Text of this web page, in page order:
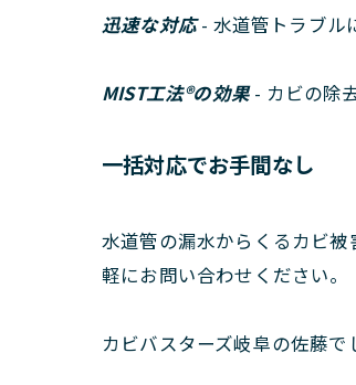
迅速な対応 - 水道管トラブル
MIST工法®の効果- カビの除
一括対応でお手間なし
水道管の漏水からくるカビ
軽にお問い合わせください。
カビバスターズ岐阜の佐藤で